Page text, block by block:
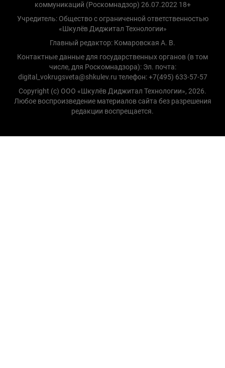
коммуникаций (Роскомнадзор) 26.07.2022 18+
Учредитель: Общество с ограниченной ответственностью
«Шкулёв Диджитал Технологии»
Главный редактор: Комаровская А. В.
Контактные данные для государственных органов (в том
числе, для Роскомнадзора): Эл. почта:
digital_vokrugsveta@shkulev.ru телефон: +7(495) 633-57-57
Copyright (с) ООО «Шкулёв Диджитал Технологии», 2026.
Любое воспроизведение материалов сайта без разрешения
редакции воспрещается.